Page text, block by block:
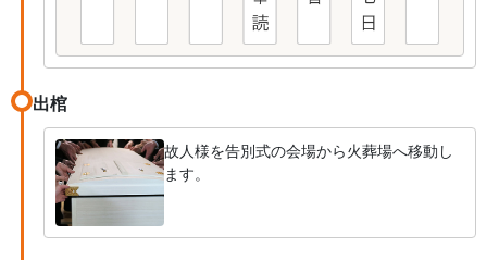
出棺
故人様を告別式の会場から火葬場へ移動し
ます。